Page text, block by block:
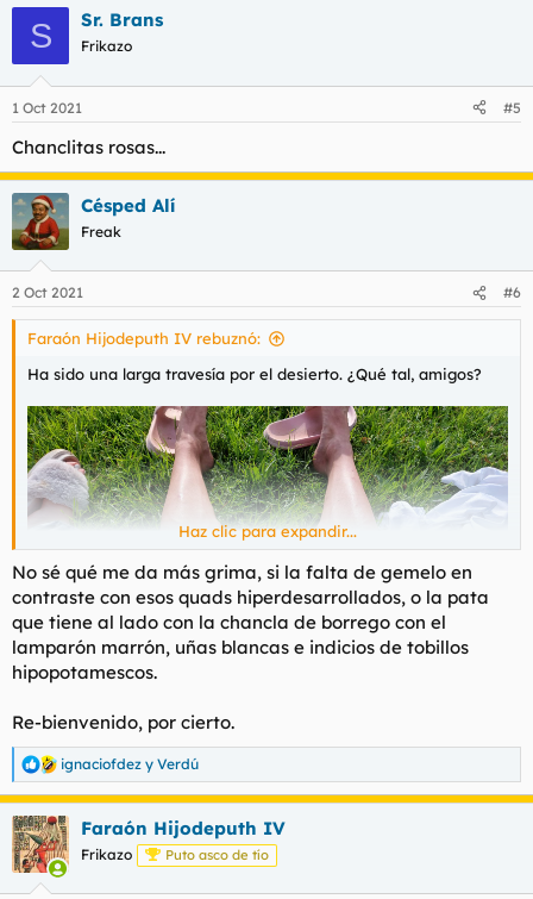
S Sr. Brans
Frikazo
1 Oct 2021 #5
Chanclitas rosas...
Césped Alí
Freak
2 Oct 2021 #6
Faraón Hijodeputh IV rebuznó:
Ha sido una larga travesía por el desierto. ¿Qué tal, amigos?
Haz clic para expandir...
No sé qué me da más grima, si la falta de gemelo en
contraste con esos quads hiperdesarrollados, o la pata
que tiene al lado con la chancla de borrego con el
lamparón marrón, uñas blancas e indicios de tobillos
hipopotamescos.
Re-bienvenido, por cierto.
R
e
a
c
c
i
ignaciofdez y Verdú
Faraón Hijodeputh IV
Frikazo Puto asco de tío